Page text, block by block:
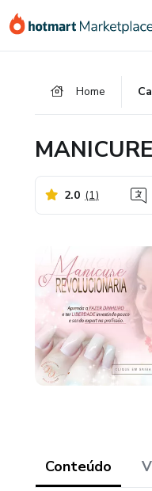
para
para
para
Home
2.0 (1)
Conteúdo